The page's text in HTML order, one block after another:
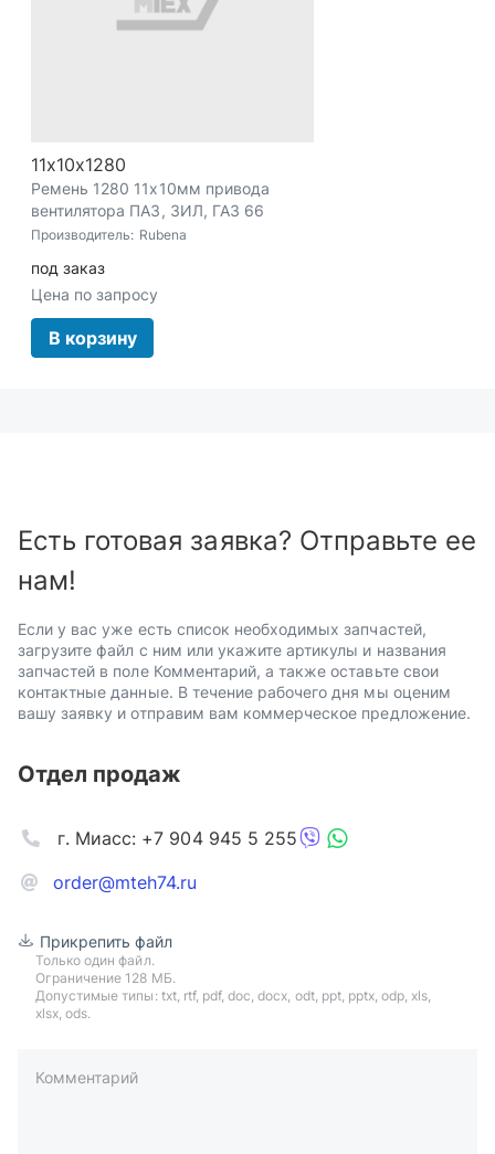
11х10х1280
Ремень 1280 11х10мм привода
вентилятора ПАЗ, ЗИЛ, ГАЗ 66
(Rubena)
Производитель: Rubena
под заказ
Цена по запросу
В корзину
Есть готовая заявка? Отправьте ее
нам!
Если у вас уже есть список необходимых запчастей,
загрузите файл с ним или укажите артикулы и названия
запчастей в поле Комментарий, а также оставьте свои
контактные данные. В течение рабочего дня мы оценим
вашу заявку и отправим вам коммерческое предложение.
Отдел продаж
order@mteh74.ru
г. Миасс: +7 904 945 5 255
Прикрепить файл
Только один файл.
Ограничение 128 МБ.
Допустимые типы: txt, rtf, pdf, doc, docx, odt, ppt, pptx, odp, xls,
xlsx, ods.
Комментарий
пример: 89511234567 или +79511324567